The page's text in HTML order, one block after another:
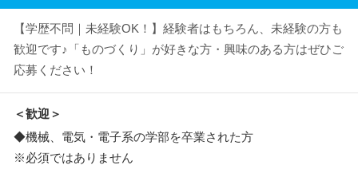
【学歴不問｜未経験OK！】経験者はもちろん、未経験の方も
歓迎です♪「ものづくり」が好きな方・興味のある方はぜひご
応募ください！
＜歓迎＞
◆機械、電気・電子系の学部を卒業された方
※必須ではありません